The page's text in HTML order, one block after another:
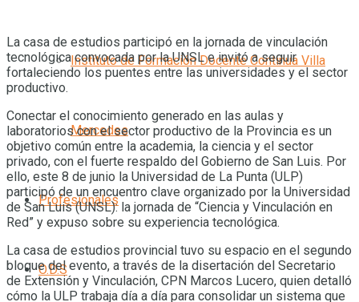
Instituto de Formación Docente Continua Villa
Mercedes
Profesionales
O.D.S
La casa de estudios participó en la jornada de vinculación
tecnológica convocada por la UNSL e invitó a seguir
fortaleciendo los puentes entre las universidades y el sector
productivo.
Conectar el conocimiento generado en las aulas y
laboratorios con el sector productivo de la Provincia es un
objetivo común entre la academia, la ciencia y el sector
privado, con el fuerte respaldo del Gobierno de San Luis. Por
ello, este 8 de junio la Universidad de La Punta (ULP)
participó de un encuentro clave organizado por la Universidad
de San Luis (UNSL): la jornada de “Ciencia y Vinculación en
Red” y expuso sobre su experiencia tecnológica.
La casa de estudios provincial tuvo su espacio en el segundo
bloque del evento, a través de la disertación del Secretario
de Extensión y Vinculación, CPN Marcos Lucero, quien detalló
cómo la ULP trabaja día a día para consolidar un sistema que